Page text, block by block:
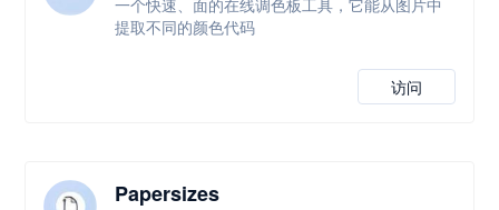
一个快速、面的在线调色板工具，它能从图片中
提取不同的颜色代码
访问
Papersizes